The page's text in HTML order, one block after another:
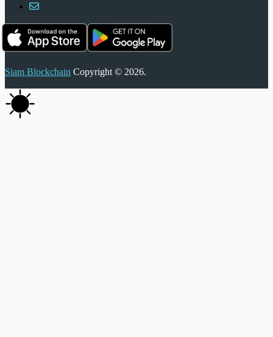
Siam Blockchain Copyright © 2026.